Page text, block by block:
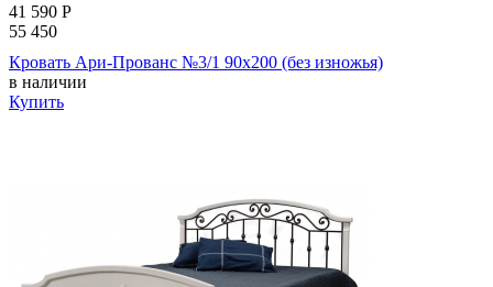
41 590 Р
55 450
Кровать Ари-Прованс №3/1 90х200 (без изножья)
в наличии
Купить